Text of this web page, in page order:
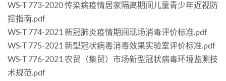
WS-T 773-2020 传染病疫情居家隔离期间儿童青少年近视防
控指南.pdf
WS-T 774-2021 新冠肺炎疫情期间现场消毒评价标准.pdf
WS-T 775-2021 新型冠状病毒消毒效果实验室评价标准.pdf
WS-T 776-2021 农贸（集贸）市场新型冠状病毒环境监测技
术规范.pdf